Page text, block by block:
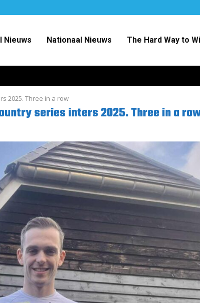
Nieuws Nationaal Nieuws The Hard Way to
2025. Three in a row
series inters 2025. Three in a